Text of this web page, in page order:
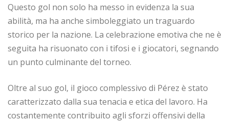
Questo gol non solo ha messo in evidenza la sua
abilità, ma ha anche simboleggiato un traguardo
storico per la nazione. La celebrazione emotiva che ne è
seguita ha risuonato con i tifosi e i giocatori, segnando
un punto culminante del torneo.
Oltre al suo gol, il gioco complessivo di Pérez è stato
caratterizzato dalla sua tenacia e etica del lavoro. Ha
costantemente contribuito agli sforzi offensivi della